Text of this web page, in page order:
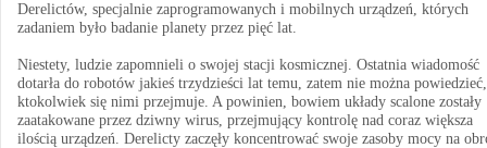
Derelictów, specjalnie zaprogramowanych i mobilnych urządzeń, których
zadaniem było badanie planety przez pięć lat.
Niestety, ludzie zapomnieli o swojej stacji kosmicznej. Ostatnia wiadomość
dotarła do robotów jakieś trzydzieści lat temu, zatem nie można
ktokolwiek się nimi przejmuje. A powinien, bowiem układy scalone zostały
zaatakowane przez dziwny wirus, przejmujący kontrolę nad coraz większa
ilością urządzeń. Derelicty zaczęły koncentrować swoje zasoby mocy na